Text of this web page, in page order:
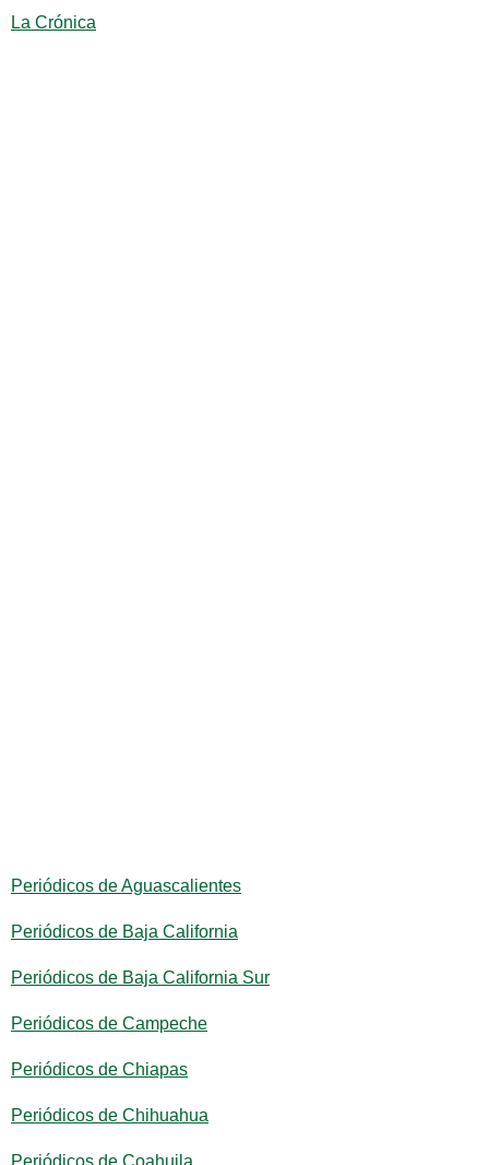
La Crónica
Periódicos de Aguascalientes
Periódicos de Baja California
Periódicos de Baja California Sur
Periódicos de Campeche
Periódicos de Chiapas
Periódicos de Chihuahua
Periódicos de Coahuila